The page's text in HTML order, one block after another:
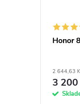
Honor
2 644,63
3 200